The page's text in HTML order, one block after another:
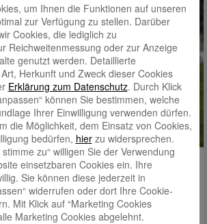
Camp ⚽
des SC Freiburg freuen wir uns, drei Kinder
Fußball-Abenteuer schicken zu dürfen:
Drei Tage voller Fußball, Spaß und
um Ihnen die Funktionen auf unseren
zur Verfügung zu stellen. Darüber
Cookies, die lediglich zu
Reichweitenmessung oder zur Anzeige
genutzt werden. Detaillierte
Herkunft und Zweck dieser Cookies
Erklärung zum Datenschutz. Durch Klick
können Sie bestimmen, welche
Ihrer Einwilligung verwenden dürfen.
die Möglichkeit, dem Einsatz von Cookies,
bedürfen, hierzu widersprechen.
zu“ willigen Sie der Verwendung
einsetzbaren Cookies ein. Ihre
Sie können diese jederzeit in
widerrufen oder dort Ihre Cookie-
Mit Klick auf “Marketing Cookies
Marketing Cookies abgelehnt.